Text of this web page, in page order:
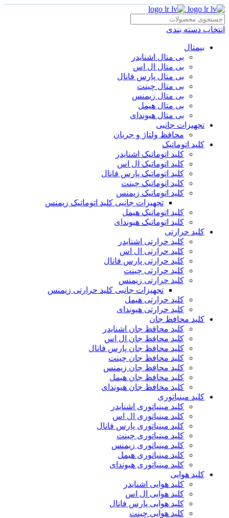
انتخاب دسته بندی
بیمتال
بی متال اشنایدر
بی متال ال اس
بی متال پارس فانال
بی متال چینت
بی متال زیمنس
بی متال هیمل
بی متال هیوندای
تجهیزات جانبی
محافظ ولتاژ و‌ جریان
کلید اتوماتیک
کلید اتوماتیک اشنایدر
کلید اتوماتیک ال اس
کلید اتوماتیک پارس فانال
کلید اتوماتیک چینت
کلید اتوماتیک زیمنس
تجهیزات جانبی کلید اتوماتیک زیمنس
کلید اتوماتیک هیمل
کلید اتوماتیک هیوندای
کلید حرارتی
کلید حرارتی اشنایدر
کلید حرارتی ال اس
کلید حرارتی پارس فانال
کلید حرارتی چینت
کلید حرارتی زیمنس
تجهیزات جانبی کلید حرارتی زیمنس
کلید حرارتی هیمل
کلید حرارتی هیوندای
کلید محافظ جان
کلید محافظ جان اشنایدر
کلید محافظ جان ال اس
کلید محافظ جان پارس فانال
کلید محافظ جان چینت
کلید محافظ جان زیمنس
کلید محافظ جان هیمل
کلید محافظ جان هیوندای
کلید مینیاتوری
کلید مینیاتوری اشنایدر
کلید مینیاتوری ال اس
کلید مینیاتوری پارس فانال
کلید مینیاتوری چینت
کلید مینیاتوری زیمنس
کلید مینیاتوری هیمل
کلید مینیاتوری هیوندای
کلید هوایی
کلید هوایی اشنایدر
کلید هوایی ال اس
کلید هوایی پارس فانال
کلید هوایی چینت